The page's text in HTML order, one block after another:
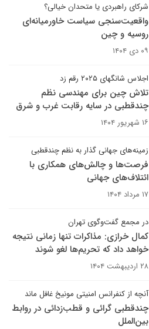
شرکای راهبردی یا متحدان خیالی؟
واقعیت‌سنجی سیاست خاورمیانه‌ای
روسیه و چین
۰۹ دی ۱۴۰۴
اجلاس شانگهای ۲۰۲۵ رقم زد
تلاش چین برای مهندسی نظم
چندقطبی در سایه رقابت غرب و شرق
۱۶ شهریور ۱۴۰۴
زمینه‌های جهانی گذار به نظم چندقطبی
فرصت‌ها و چالش‌های همکاری با
ائتلاف‌های جهانی
۱۷ مرداد ۱۴۰۴
در مجمع گفت‌وگوی تهران
کمال خرازی: مذاکرات تنها زمانی نتیجه
خواهد داد که تحریم‌ها لغو شوند
۲۸ اردیبهشت ۱۴۰۴
آنچه از کنفرانس امنیتی مونیخ غافل ماند
چندقطبی گرائی و قطب‌زدائی در روابط
بین‌الملل